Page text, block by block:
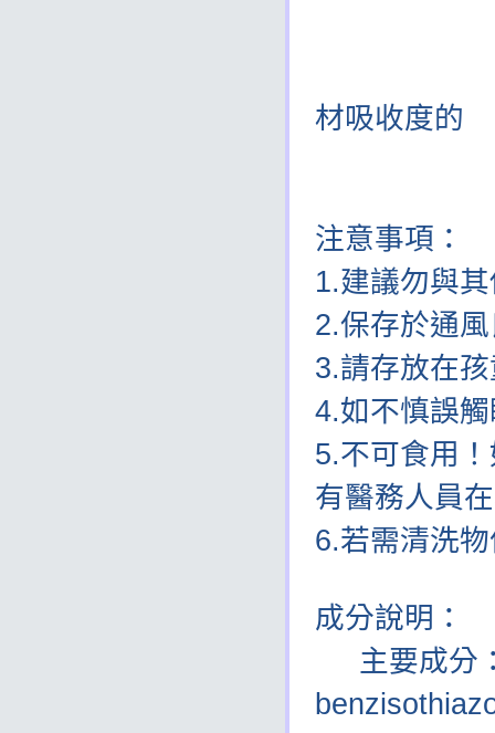
材吸收度的
注意事項：
1.建議勿與
2.保存於通
3.請存放在
4.如不慎誤
5.不可食用
有醫務人員
6.若需清洗
成分說明：
主要成分